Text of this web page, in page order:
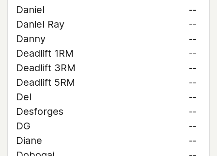
Daniel
--
Daniel Ray
--
Danny
--
Deadlift 1RM
--
Deadlift 3RM
--
Deadlift 5RM
--
Del
--
Desforges
--
DG
--
Diane
--